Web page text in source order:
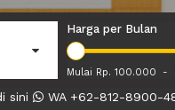
Harga per Bulan
Mulai Rp. 100.000 -
sini WA +62-812-8900-